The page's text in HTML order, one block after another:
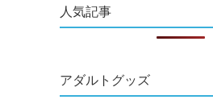
人気記事
アダルトグッズ